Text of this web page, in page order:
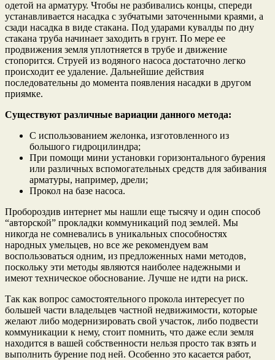
одетой на арматуру. Чтобы не разбивались концы, спереди
устанавливается насадка с зубчатыми заточенными краями, а
сзади насадка в виде стакана. Под ударами кувалды по дну
стакана труба начинает заходить в грунт. По мере ее
продвижения земля уплотняется в трубе и движение
стопорится. Струей из водяного насоса достаточно легко
происходит ее удаление. Дальнейшие действия
последовательны до момента появления насадки в другом
приямке.
Существуют различные вариации данного метода:
С использованием желонка, изготовленного из
большого гидроцилиндра;
При помощи мини установки горизонтального бурения
или различных вспомогательных средств для забивания
арматуры, например, дрели;
Прокол на базе насоса.
Пробороздив интернет мы нашли еще тысячу и один способ
“авторской” прокладки коммуникаций под землей. Мы
никогда не сомневались в уникальных способностях
народных умельцев, но все же рекомендуем вам
воспользоваться одним, из предложенных нами методов,
поскольку эти методы являются наиболее надежными и
имеют техническое обоснование. Лучше не идти на риск.
Так как вопрос самостоятельного прокола интересует по
большей части владельцев частной недвижимости, которые
желают либо модернизировать свой участок, либо подвести
коммуникации к нему, стоит помнить, что даже если земля
находится в вашей собственности нельзя просто так взять и
выполнить бурение под ней. Особенно это касается работ,